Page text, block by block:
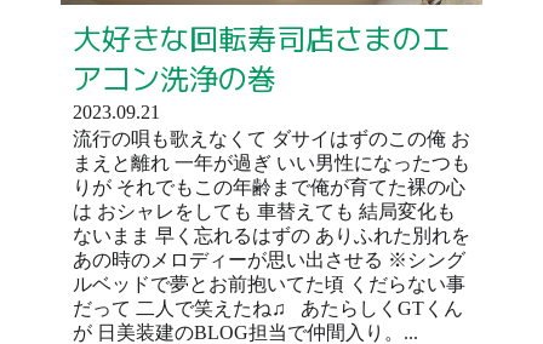
大好きな回転寿司店さまのエ
アコン洗浄の巻
2023.09.21
流行の唄も歌えなくて ダサイはずのこの俺 お
まえと離れ 一年が過ぎ いい男性になったつも
りが それでもこの年齢まで俺が育てた裸の心
は おシャレをしても 車替えても 結局変化も
ないまま 早く忘れるはずの ありふれた別れを
あの時のメロディーが思い出させる ※シング
ルベッドで夢とお前抱いてた頃 くだらない事
だって 二人で笑えたね♫ あたらしくGTくん
が 日美装建のBLOG担当で仲間入り。...